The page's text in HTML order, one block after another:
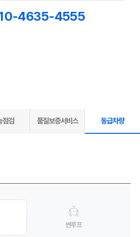
4635-4555
점검 품질보증서비스 동급차량
썬루프